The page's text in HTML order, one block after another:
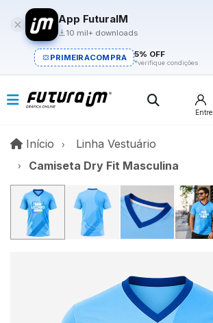
App FuturaIM
10 mil+ downloads
PRIMEIRACOMPRA 5% OFF
*verifique condições
Entre
Início InícioLinha Vestuário
Camiseta Dry Fit Masculina